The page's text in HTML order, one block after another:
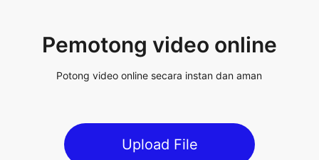
Upload File